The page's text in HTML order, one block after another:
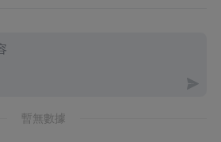
暫無數據